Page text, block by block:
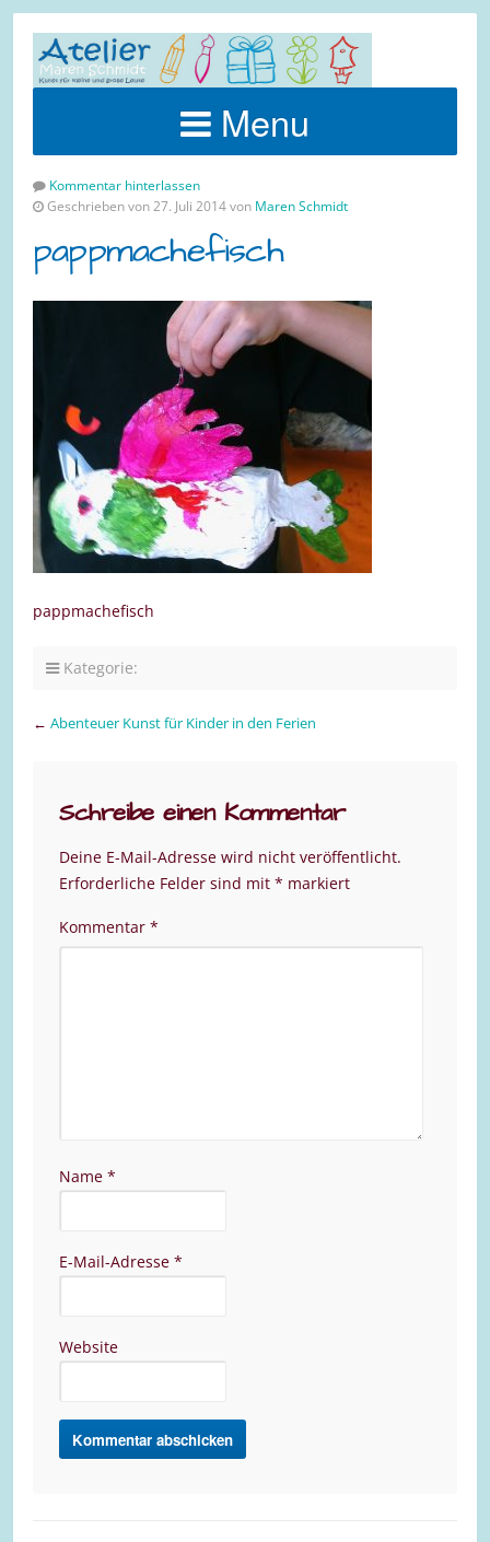
Menu
Kommentar hinterlassen
Geschrieben von 27. Juli 2014 von Maren Schmidt
pappmachefisch
pappmachefisch
Kategorie:
← Abenteuer Kunst für Kinder in den Ferien
Schreibe einen Kommentar
Deine E-Mail-Adresse wird nicht veröffentlicht.
Erforderliche Felder sind mit * markiert
Kommentar *
Name *
E-Mail-Adresse *
Website